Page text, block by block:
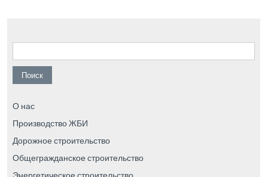
Найти:
О нас
Производство ЖБИ
Дорожное строительство
Общегражданское строительство
Энергетическое строительство